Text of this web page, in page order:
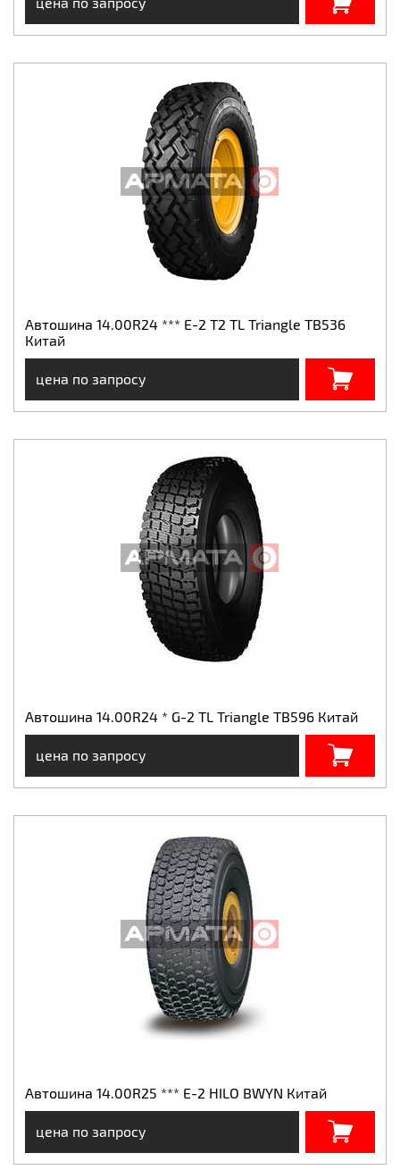
Автошина 14.00R24 *** E-2 T2 TL Triangle TB536
Китай
цена по запросу
Автошина 14.00R24 * G-2 TL Triangle TB596 Китай
цена по запросу
Автошина 14.00R25 *** E-2 HILO BWYN Китай
цена по запросу